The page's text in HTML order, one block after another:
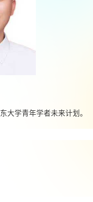
大学青年学者未来计划。